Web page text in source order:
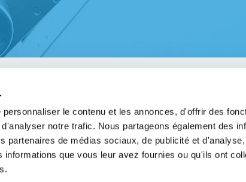
le contenu et les annonces, d'offrir des
notre trafic. Nous partageons également des
partenaires de médias sociaux, de publicité et
que vous leur avez fournies ou qu'ils ont